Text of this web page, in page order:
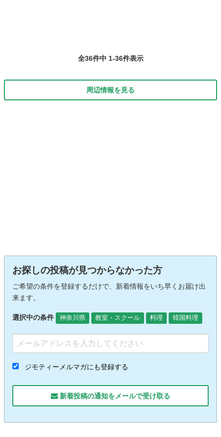
全36件中 1-36件表示
周辺情報を見る
お探しの投稿が見つからなかった方
ご希望の条件を登録するだけで、新着情報をいち早くお届け出
来ます。
選択中の条件 神奈川県 教室・スクール 料理 韓国料理
ジモティーメルマガにも登録する
新着投稿の通知をメールで受け取る